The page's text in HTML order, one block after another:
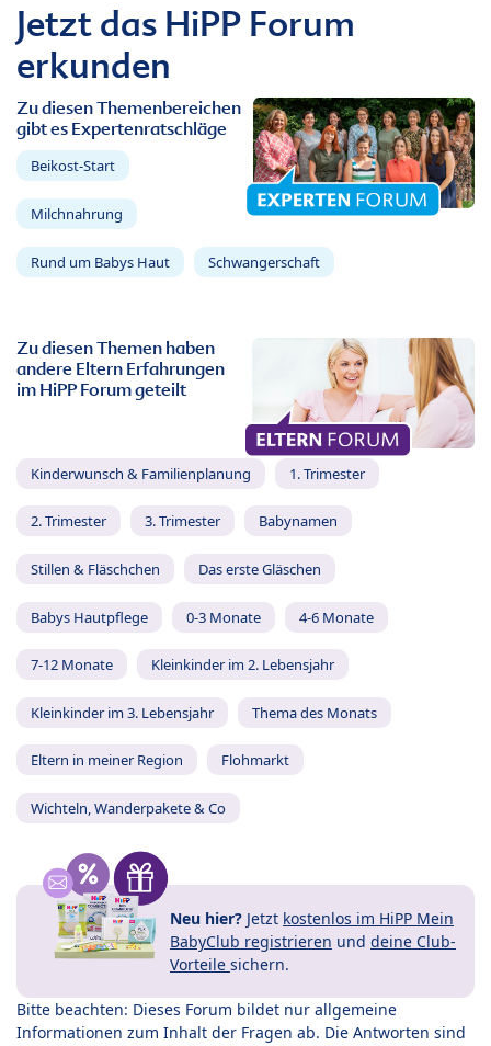
Jetzt das HiPP Forum
erkunden
Zu diesen Themenbereichen
gibt es Expertenratschläge
Beikost-Start
Milchnahrung
Rund um Babys Haut Schwangerschaft
Zu diesen Themen haben
andere Eltern Erfahrungen
im HiPP Forum geteilt
Kinderwunsch & Familienplanung 1. Trimester
2. Trimester 3. Trimester Babynamen
Stillen & Fläschchen Das erste Gläschen
Babys Hautpflege 0-3 Monate 4-6 Monate
7-12 Monate Kleinkinder im 2. Lebensjahr
Kleinkinder im 3. Lebensjahr Thema des Monats
Eltern in meiner Region Flohmarkt
Wichteln, Wanderpakete & Co
Neu hier? Jetzt kostenlos im HiPP Mein
BabyClub registrieren und deine Club-
Vorteile sichern.
Bitte beachten: Dieses Forum bildet nur allgemeine
Informationen zum Inhalt der Fragen ab. Die Antworten sind